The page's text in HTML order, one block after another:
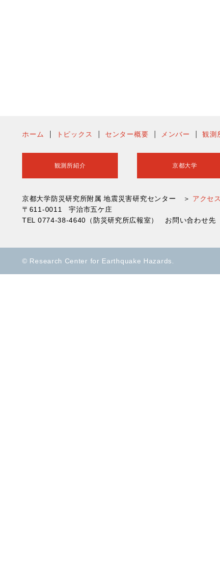
ホーム トピックス センター概要 メンバー 観測
観測所紹介 京都大学
京都大学防災研究所附属 地震災害研究センター ＞ アクセ
〒611-0011 宇治市五ケ庄
TEL 0774-38-4640（防災研究所広報室） お問い合わせ先
© Research Center for Earthquake Hazards.